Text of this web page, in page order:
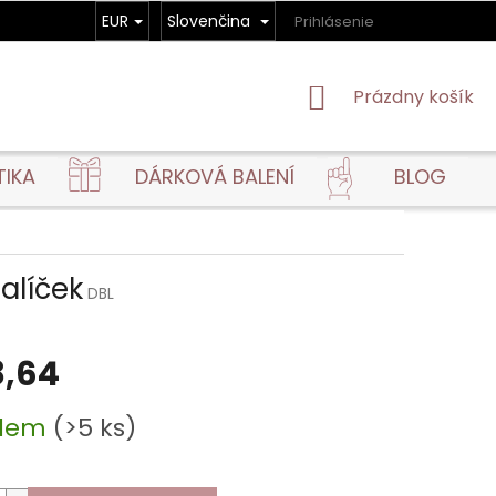
EUR Slovenčina Prihlásenie
NÁKUPNÝ
Prázdny košík
DÁRKOVÁ BALENÍ BLOG
DBL
(>5 ks)